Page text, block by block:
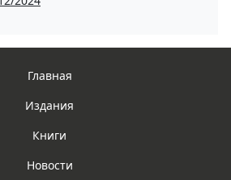
Главная
Издания
Книги
Новости